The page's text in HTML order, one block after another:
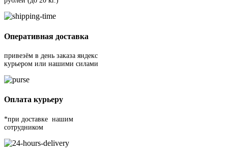
Оперативная доставка
привезём в день заказа яндекс
курьером или нашими силами
Оплата курьеру
*при доставке нашим
сотрудником